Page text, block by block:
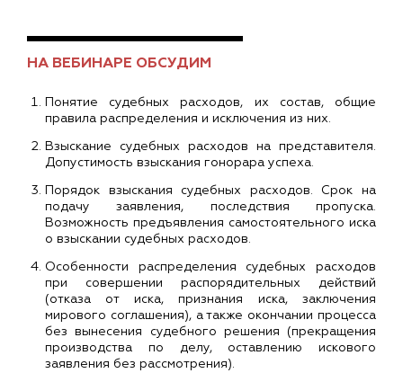
НА ВЕБИНАРЕ ОБСУДИМ
Понятие судебных расходов, их состав, общие
правила распределения и исключения из них.
Взыскание судебных расходов на представителя.
Допустимость взыскания гонорара успеха.
Порядок взыскания судебных расходов. Срок на
подачу заявления, последствия пропуска.
Возможность предъявления самостоятельного иска
о взыскании судебных расходов.
Особенности распределения судебных расходов
при совершении распорядительных действий
(отказа от иска, признания иска, заключения
мирового соглашения), а также окончании процесса
без вынесения судебного решения (прекращения
производства по делу, оставлению искового
заявления без рассмотрения).